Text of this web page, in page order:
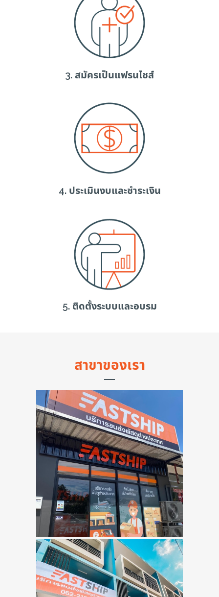
3. สมัครเป็นแฟรนไชส์
4. ประเมินงบและชำระเงิน
5. ติดตั้งระบบและอบรม
สาขาของเรา